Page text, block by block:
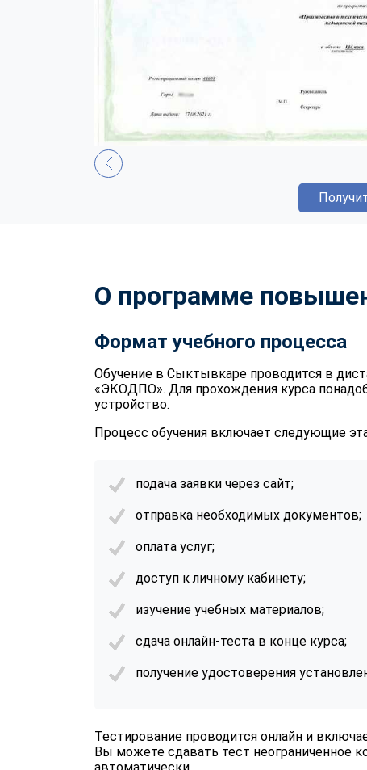
О программе
Формат учебного процесса
Обучение в Сыктывкаре проводится в
«ЭКОДПО». Для прохождения курса
устройство.
Процесс обучения включает следующие
подача заявки через сайт;
отправка необходимых документов;
оплата услуг;
доступ к личному кабинету;
изучение учебных материалов;
сдача онлайн-теста в конце курса;
получение удостоверения
Тестирование проводится онлайн и
Вы можете сдавать тест неограниченное